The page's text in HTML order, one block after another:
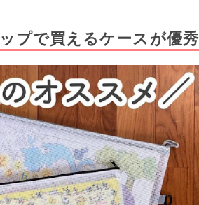
プで買えるケースが優秀